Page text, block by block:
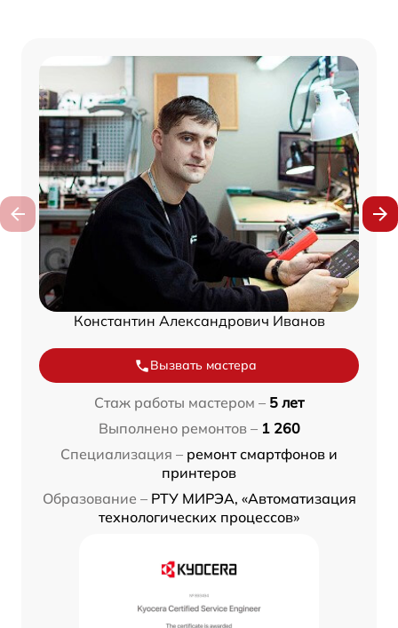
Константин Александрович Иванов
Вызвать мастера
Стаж работы мастером – 5 лет
Выполнено ремонтов – 1 260
Специализация – ремонт смартфонов и
принтеров
Образование – РТУ МИРЭА, «Автоматизация
технологических процессов»